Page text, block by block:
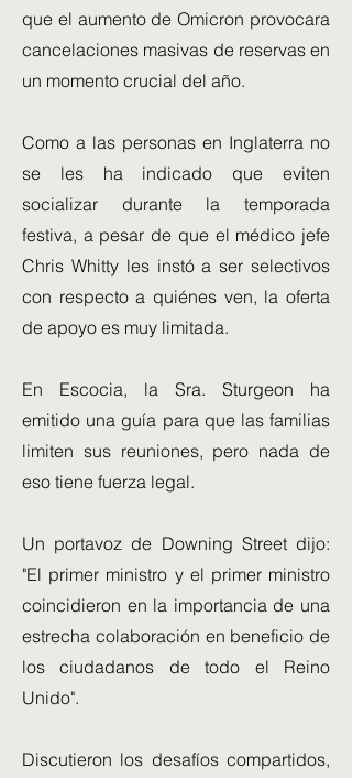
que el aumento de Omicron provocara
cancelaciones masivas de reservas en
un momento crucial del año.
Como a las personas en Inglaterra no
se les ha indicado que eviten
socializar durante la temporada
festiva, a pesar de que el médico jefe
Chris Whitty les instó a ser selectivos
con respecto a quiénes ven, la oferta
de apoyo es muy limitada.
En Escocia, la Sra. Sturgeon ha
emitido una guía para que las familias
limiten sus reuniones, pero nada de
eso tiene fuerza legal.
Un portavoz de Downing Street dijo:
"El primer ministro y el primer ministro
coincidieron en la importancia de una
estrecha colaboración en beneficio de
los ciudadanos de todo el Reino
Unido".
Discutieron los desafíos compartidos,